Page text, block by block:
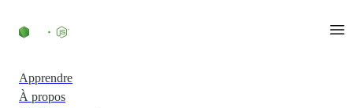
Apprendre
À propos